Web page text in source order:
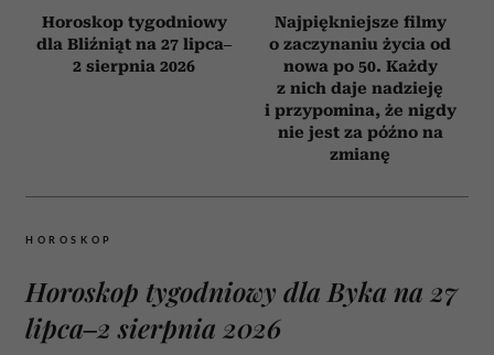
Horoskop tygodniowy
dla Bliźniąt na 27 lipca–
2 sierpnia 2026
Najpiękniejsze filmy
o zaczynaniu życia od
nowa po 50. Każdy
z nich daje nadzieję
i przypomina, że nigdy
nie jest za późno na
zmianę
HOROSKOP
Horoskop tygodniowy dla Byka na 27
lipca–2 sierpnia 2026